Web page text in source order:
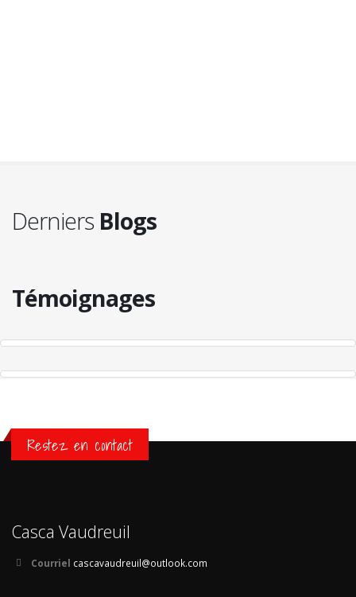
Derniers Blogs
Témoignages
Restez en contact
Casca Vaudreuil
Courriel cascavaudreuil@outlook.com